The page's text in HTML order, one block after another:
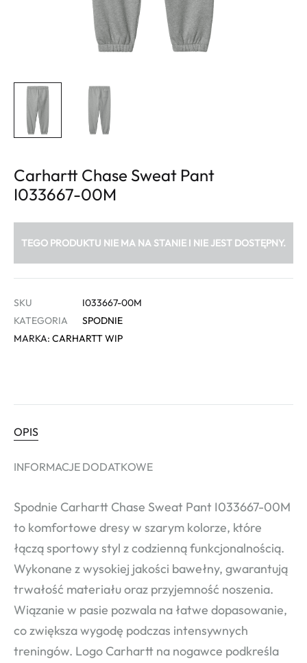
Carhartt Chase Sweat Pant
I033667-00M
TEGO PRODUKTU NIE MA NA STANIE I NIE JEST DOSTĘPNY.
SKU
I033667-00M
KATEGORIA
SPODNIE
MARKA: CARHARTT WIP
OPIS
INFORMACJE DODATKOWE
Spodnie Carhartt Chase Sweat Pant I033667-00M
to komfortowe dresy w szarym kolorze, które
łączą sportowy styl z codzienną funkcjonalnością.
Wykonane z wysokiej jakości bawełny, gwarantują
trwałość materiału oraz przyjemność noszenia.
Wiązanie w pasie pozwala na łatwe dopasowanie,
co zwiększa wygodę podczas intensywnych
treningów. Logo Carhartt na nogawce podkreśla